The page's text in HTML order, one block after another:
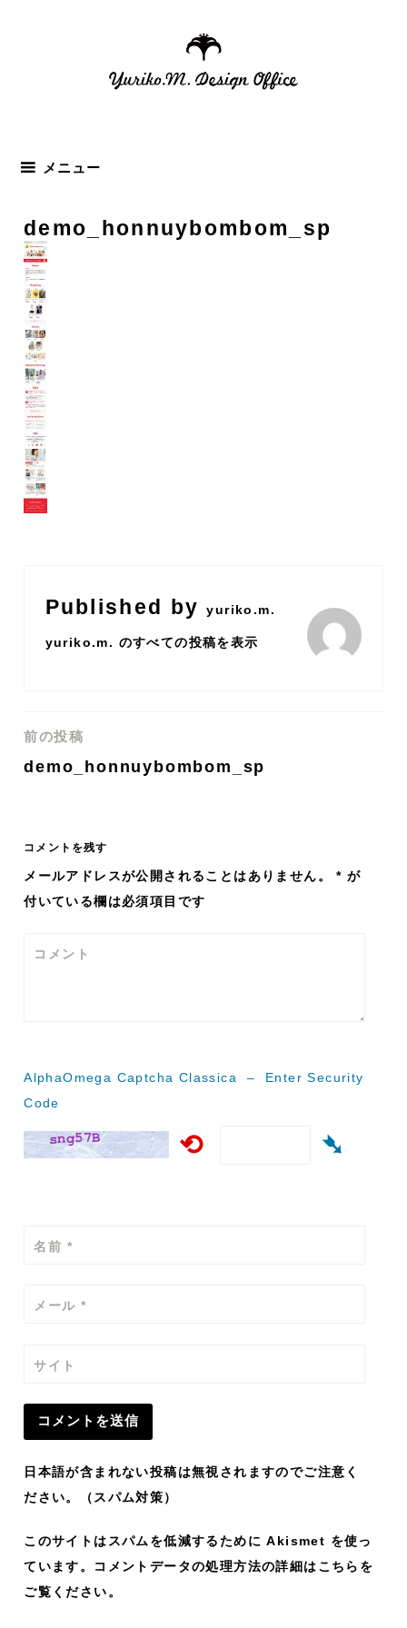
ス
メニュー
demo_honnuybombom_sp
Published byyuriko.m.
yuriko.m. のすべての投稿を表示
投
ビ
ゲ
ー
ン
前の投稿
demo_honnuybombom_sp
コメントを残す
メールアドレスが公開されることはありません。 * が
付いている欄は必須項目です
コメント
AlphaOmega Captcha Classica – Enter Security
Code
⟲ ➴
名前 *
メール *
サイト
日本語が含まれない投稿は無視されますのでご注意く
ださい。（スパム対策）
このサイトはスパムを低減するために Akismet を使っ
ています。
コメントデータの処理方法の詳細はこちらを
ご覧ください。